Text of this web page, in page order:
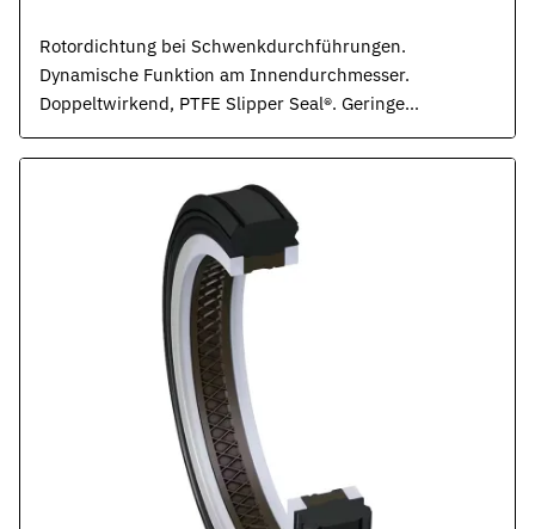
Rotordichtung bei Schwenkdurchführungen.
Dynamische Funktion am Innendurchmesser.
Doppeltwirkend, PTFE Slipper Seal®​. Geringe
Reibung. Für Anwendungen bei hohen Drücken. ISO
7425.